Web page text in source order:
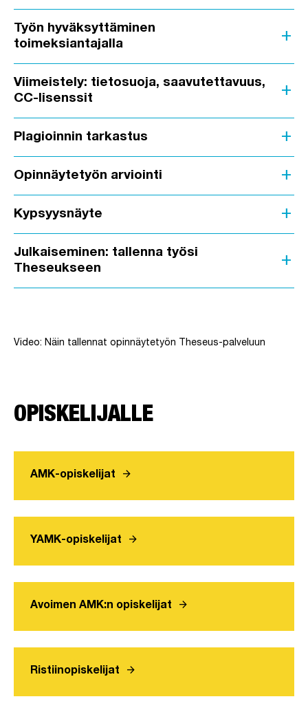
Työn hyväksyttäminen
toimeksiantajalla
add
Viimeistely: tietosuoja, saavutettavuus,
CC-lisenssit
add
Plagioinnin tarkastus add
Opinnäytetyön arviointi add
Kypsyysnäyte add
Julkaiseminen: tallenna työsi
Theseukseen
add
Video: Näin tallennat opinnäytetyön Theseus-palveluun
OPISKELIJALLE
AMK-opiskelijat arrow_forward
YAMK-opiskelijat arrow_forward
Avoimen AMK:n opiskelijat arrow_forward
Ristiinopiskelijat arrow_forward